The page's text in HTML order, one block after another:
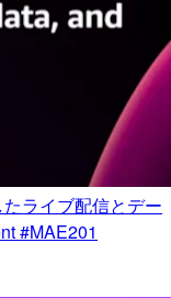
ライブ配信とデー
#MAE201